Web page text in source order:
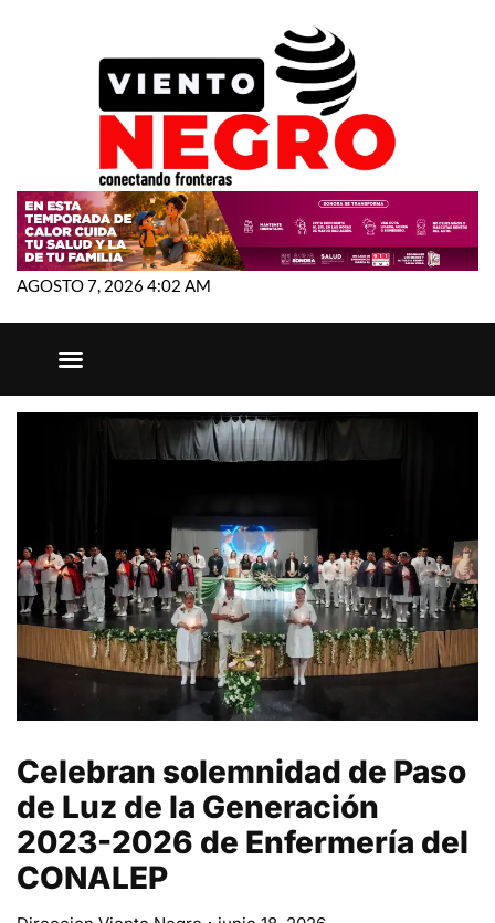
AGOSTO 7, 2026 4:02 AM
Celebran solemnidad de Paso
de Luz de la Generación
2023-2026 de Enfermería del
CONALEP